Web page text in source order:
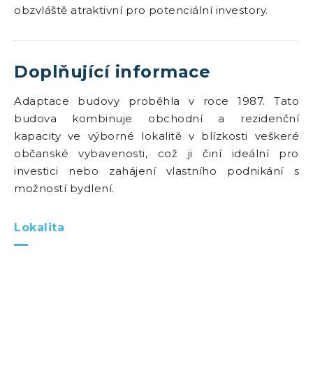
obzvláště atraktivní pro potenciální investory.
Doplňující informace
Adaptace budovy proběhla v roce 1987. Tato
budova kombinuje obchodní a rezidenční
kapacity ve výborné lokalitě v blízkosti veškeré
občanské vybavenosti, což ji činí ideální pro
investici nebo zahájení vlastního podnikání s
možností bydlení.
Lokalita